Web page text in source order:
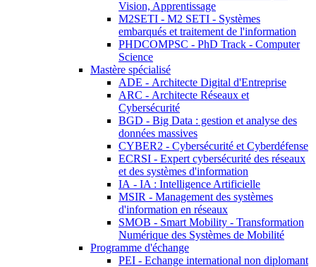
Vision, Apprentissage
M2SETI - M2 SETI - Systèmes
embarqués et traitement de l'information
PHDCOMPSC - PhD Track - Computer
Science
Mastère spécialisé
ADE - Architecte Digital d'Entreprise
ARC - Architecte Réseaux et
Cybersécurité
BGD - Big Data : gestion et analyse des
données massives
CYBER2 - Cybersécurité et Cyberdéfense
ECRSI - Expert cybersécurité des réseaux
et des systèmes d'information
IA - IA : Intelligence Artificielle
MSIR - Management des systèmes
d'information en réseaux
SMOB - Smart Mobility - Transformation
Numérique des Systèmes de Mobilité
Programme d'échange
PEI - Echange international non diplomant